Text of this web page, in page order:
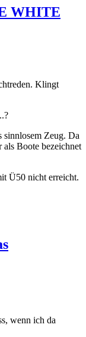
WHITE
Klingt
sinnlosem Zeug. Da
als Boote bezeichnet
Ü50 nicht erreicht.
wenn ich da